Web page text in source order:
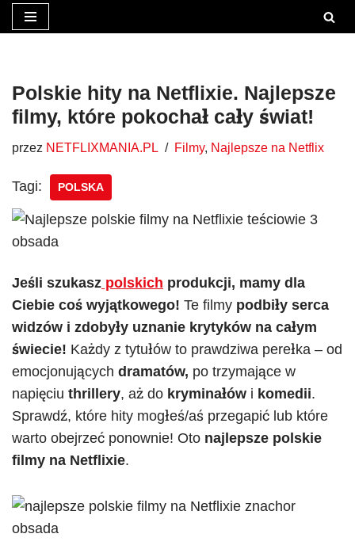
treści
Polskie hity na Netflixie. Najlepsze
filmy, które pokochał cały świat!
przez NETFLIXMANIA.PL Filmy, Najlepsze na Netflix
Tagi: POLSKA
Jeśli szukasz polskich produkcji, mamy dla
Ciebie coś wyjątkowego! Te filmy podbiły serca
widzów i zdobyły uznanie krytyków na całym
świecie! Każdy z tytułów to prawdziwa perełka – od
emocjonujących dramatów, po trzymające w
napięciu thrillery, aż do kryminałów i komedii.
Sprawdź, które hity mogłeś/aś przegapić lub które
warto obejrzeć ponownie! Oto najlepsze polskie
filmy na Netflixie.